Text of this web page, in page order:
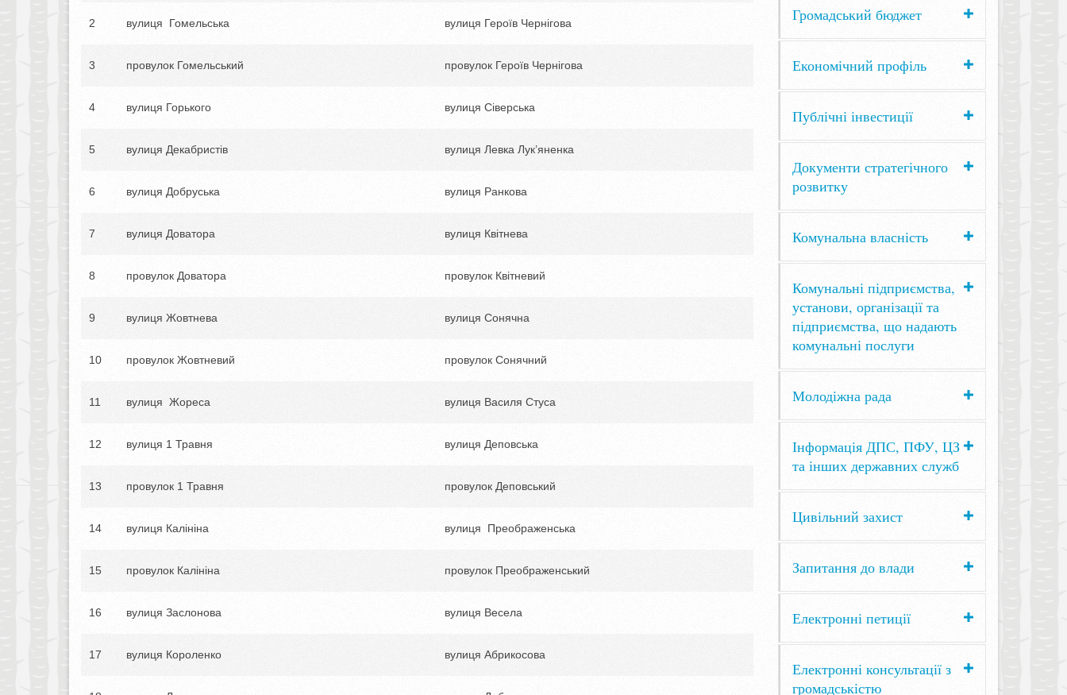
2 вулиця Гомельська вулиця Героїв Чернігова
3 провулок Гомельський провулок Героїв Чернігова
4 вулиця Горького вулиця Сіверська
5 вулиця Декабристів вулиця Левка Лук’яненка
6 вулиця Добруська вулиця Ранкова
7 вулиця Доватора вулиця Квітнева
8 провулок Доватора провулок Квітневий
9 вулиця Жовтнева вулиця Сонячна
10 провулок Жовтневий провулок Сонячний
11 вулиця Жореса вулиця Василя Стуса
12 вулиця 1 Травня вулиця Деповська
13 провулок 1 Травня провулок Деповський
14 вулиця Калініна вулиця Преображенська
15 провулок Калініна провулок Преображенський
16 вулиця Заслонова вулиця Весела
17 вулиця Короленко вулиця Абрикосова
Громадський бюджет
Економічний профіль
Публічні інвестиції
Документи стратегічного
розвитку
Комунальна власність
Комунальні підприємства,
установи, організації та
підприємства, що надають
комунальні послуги
Молодіжна рада
Інформація ДПС, ПФУ, ЦЗ
та інших державних служб
Цивільний захист
Запитання до влади
Електронні петиції
Електронні консультації з
громадськістю